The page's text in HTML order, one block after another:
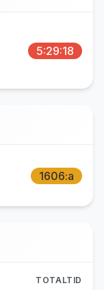
5:29:18
1606:a
TOTALTID